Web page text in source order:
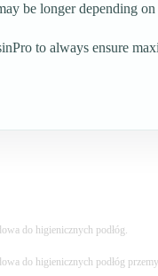
be longer depending on
to always ensure
do higienicznych podłóg.
do higienicznych podłóg